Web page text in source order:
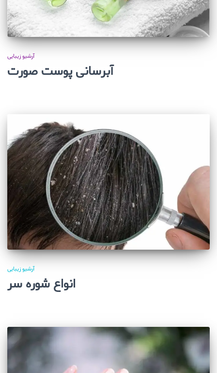
آرشیو زیبایی
آبرسانی پوست صورت
آرشیو زیبایی
انواع شوره سر